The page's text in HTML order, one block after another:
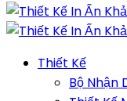
Thiết Kế
Bộ Nhận